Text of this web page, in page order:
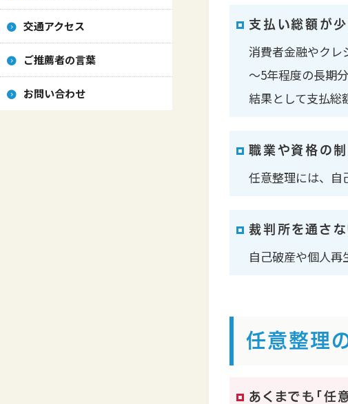
支払い総額が少
消費者金融やクレ
～5年程度の長期
結果として支払総
職業や資格の制
任意整理には、自
裁判所を通さな
自己破産や個人再
任意整理
あくまでも「任
交通アクセス
ご推薦者の言葉
お問い合わせ